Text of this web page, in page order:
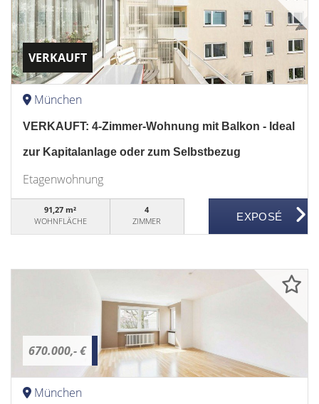
VERKAUFT
München
VERKAUFT: 4-Zimmer-Wohnung mit Balkon - Ideal
zur Kapitalanlage oder zum Selbstbezug
Etagenwohnung
91,27 m²
WOHNFLÄCHE
4
ZIMMER
670.000,- €
München